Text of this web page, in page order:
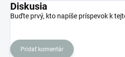
Diskusia
Buďte prvý, kto napíše príspevok k
Pridať komentár